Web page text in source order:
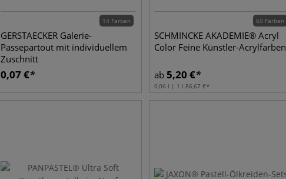
14 Farben
GERSTAECKER Galerie-
Passepartout mit individuellem
Zuschnitt
0,07 €
60 Farben
SCHMINCKE AKADEMIE® Acryl
Color Feine Künstler-Acrylfarben
ab 5,20 €
0,06 l | 1 l 86,67 €